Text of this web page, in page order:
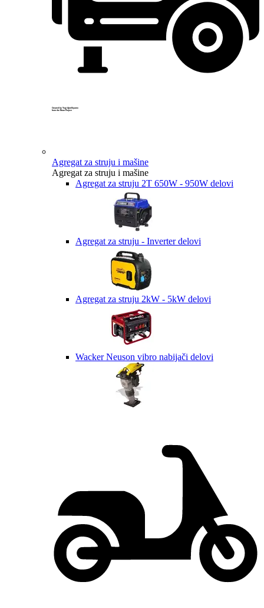
Created by Yogi Aprelliyanto
from the Noun Project
Agregat za struju i mašine
Agregat za struju i mašine
Agregat za struju 2T 650W - 950W delovi
Agregat za struju - Inverter delovi
Agregat za struju 2kW - 5kW delovi
Wacker Neuson vibro nabijači delovi